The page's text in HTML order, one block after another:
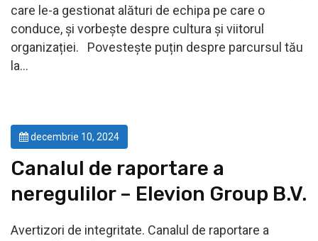
care le-a gestionat alături de echipa pe care o
conduce, și vorbește despre cultura și viitorul
organizației. Povestește puțin despre parcursul tău
la…
decembrie 10, 2024
Canalul de raportare a
neregulilor – Elevion Group B.V.​
Avertizori de integritate. Canalul de raportare a